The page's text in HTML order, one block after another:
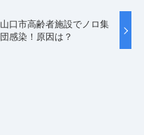
山口市高齢者施設でノロ集
団感染！原因は？